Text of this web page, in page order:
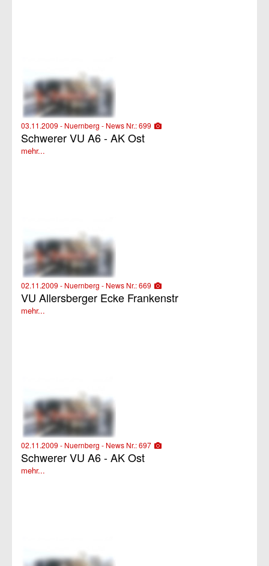
03.11.2009 - Nuernberg - News Nr.: 699
Schwerer VU A6 - AK Ost
mehr...
02.11.2009 - Nuernberg - News Nr.: 669
VU Allersberger Ecke Frankenstr
mehr...
02.11.2009 - Nuernberg - News Nr.: 697
Schwerer VU A6 - AK Ost
mehr...